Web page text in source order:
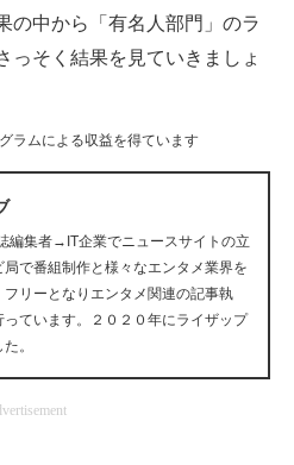
中から「有名人部門」のラ
っそく結果を見ていきましょ
ラムによる収益を得ています
編集者→IT企業でニュースサイトの立
で番組制作と様々なエンタメ業界を
リーとなりエンタメ関連の記事執
ています。２０２０年にライザップ
。